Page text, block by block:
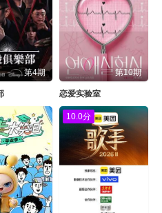
第4期 第10期
恋爱实验室
10.0分